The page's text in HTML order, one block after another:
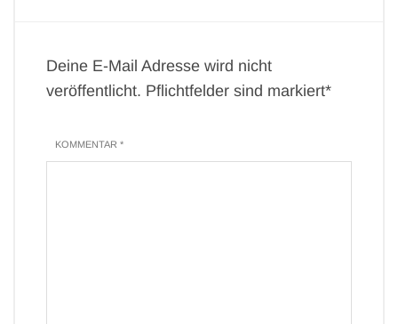
Deine E-Mail Adresse wird nicht
veröffentlicht. Pflichtfelder sind markiert*
KOMMENTAR *